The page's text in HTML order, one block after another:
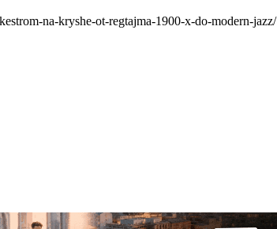
na-kryshe-ot-regtajma-1900-x-do-modern-jazz/